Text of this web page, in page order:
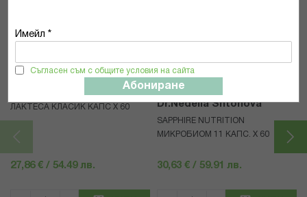
Имейл *
Съгласен съм с общите условия на сайта
Абониране
ЛАКТЕСА КЛАСИК КАПС Х 60
27,86 € / 54.49 лв.
SAPPHIRE NUTRITION By
Dr.Nedelia Shtonova
SAPPHIRE NUTRITION
МИКРОБИОМ 11 КАПС. X 60
30,63 € / 59.91 лв.